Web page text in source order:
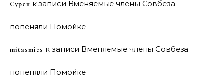
Сурен к записи Вменяемые члены Совбеза
попеняли Помойке
mitasmies к записи Вменяемые члены Совбеза
попеняли Помойке